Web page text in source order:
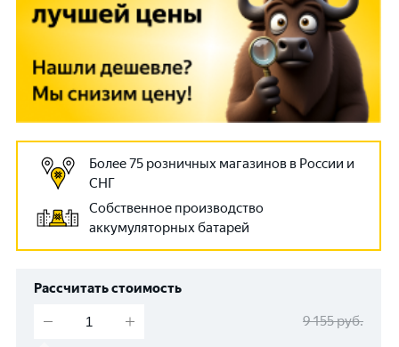
Более 75 розничных магазинов в России и
СНГ
Собственное производство
аккумуляторных батарей
Рассчитать стоимость
9 155руб.